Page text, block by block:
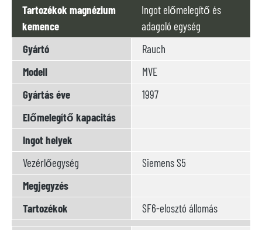
Tartozékok magnézium
kemence
Ingot előmelegítő és
adagoló egység
Gyártó
Rauch
Modell
MVE
Gyártás éve
1997
Előmelegítő kapacitás
Ingot helyek
Vezérlőegység
Siemens S5
Megjegyzés
Tartozékok
SF6-elosztó állomás